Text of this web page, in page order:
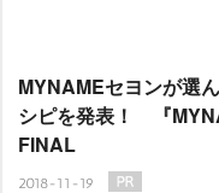
MYNAMEセヨンが選
シピを発表！ 『
FINAL
2018-11-19